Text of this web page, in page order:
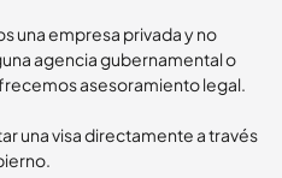
una empresa privada y no
agencia gubernamental o
asesoramiento legal.
una visa directamente a través